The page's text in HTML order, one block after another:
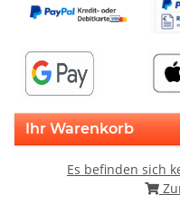
Ihr Warenkorb
Es befinden sich